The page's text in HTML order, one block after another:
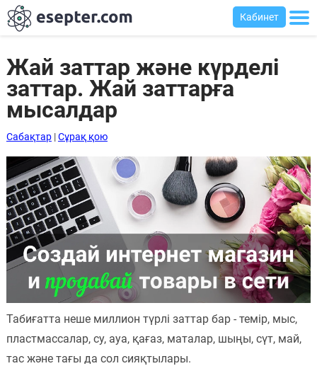
Сабақтар
Хабарландыру
тақтасы
Кіру
Қазақша-
ағылшынша
сөздік
Ағылшынша-
қазақша
сөздік
Пәндер
Кабинет
Жай заттар және күрделі
заттар. Жай заттарға
мысалдар
Сабақтар|Сұрақ қою
Табиғатта неше миллион түрлі заттар бар - темір, мыс,
пластмассалар, су, ауа, қағаз, маталар, шыңы, сүт, май,
тас және тағы да сол сияқтылары.